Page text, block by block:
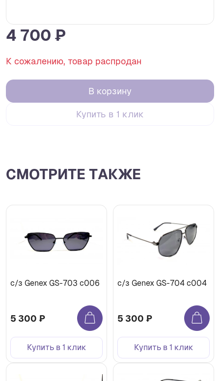
4 700 ₽
К сожалению, товар распродан
В корзину
Купить в 1 клик
СМОТРИТЕ ТАКЖЕ
с/з Genex GS-703 с006
5 300 ₽
Купить в 1 клик
с/з Genex GS-704 с004
5 300 ₽
Купить в 1 клик